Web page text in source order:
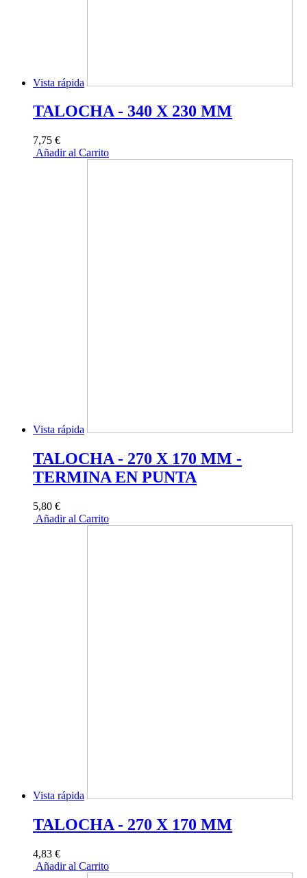
Vista rápida
TALOCHA - 340 X 230 MM
7,75 €
Añadir al Carrito
Vista rápida
TALOCHA - 270 X 170 MM -
TERMINA EN PUNTA
5,80 €
Añadir al Carrito
Vista rápida
TALOCHA - 270 X 170 MM
4,83 €
Añadir al Carrito